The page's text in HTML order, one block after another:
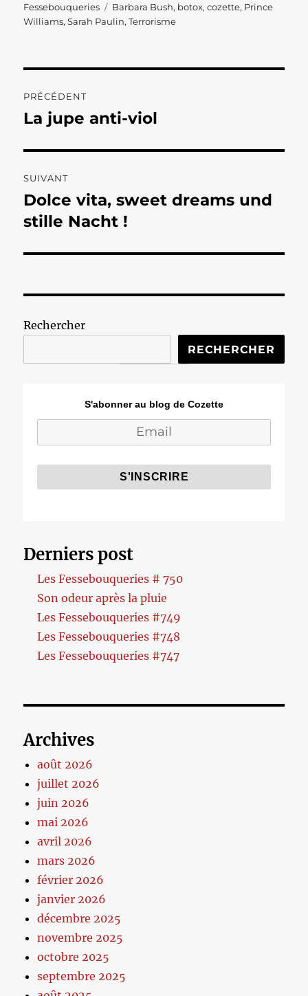
le
Fessebouqueries
Étiquettes
Barbara Bush, botox,cozette, Prince
Williams,Sarah Paulin,Terrorisme
de
PRÉCÉDENT
Publication
La jupe anti-viol
SUIVANT
Publication
suivante :
Dolce vita, sweet dreams und
stille Nacht !
Rechercher
RECHERCHER
S'abonner au blog de Cozette
Derniers post
Les Fessebouqueries # 750
Son odeur après la pluie
Les Fessebouqueries #749
Les Fessebouqueries #748
Les Fessebouqueries #747
Archives
août 2026
juillet 2026
juin 2026
mai 2026
avril 2026
mars 2026
février 2026
janvier 2026
décembre 2025
novembre 2025
octobre 2025
septembre 2025